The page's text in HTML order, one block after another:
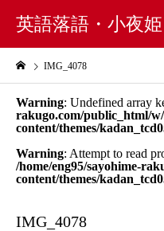
英語落語・小夜姫
IMG_4078
Warning: Undefined array
rakugo.com/public_html/
content/themes/
Warning: Attempt to read
/home/eng95/sayohime-
content/themes/
IMG_4078